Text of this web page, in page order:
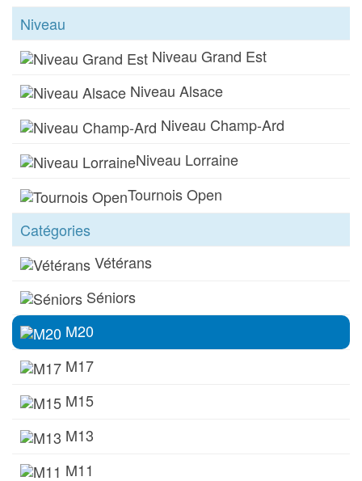
Niveau
Niveau Grand Est
Niveau Alsace
Niveau Champ-Ard
Niveau Lorraine
Tournois Open
Catégories
Vétérans
Séniors
M20
M17
M15
M13
M11